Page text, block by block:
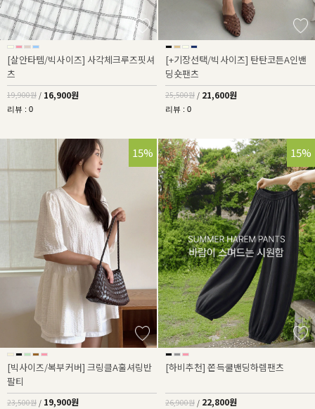
[살안타템/빅사이즈] 사각체크루즈핏셔
츠
19,900원 / 16,900원
리뷰 : 0
[+기장선택/빅사이즈] 탄탄코튼A인밴
딩숏팬츠
25,500원 / 21,600원
리뷰 : 0
15%
[빅사이즈/복부커버] 크링클A훌셔링반
팔티
23,500원 / 19,900원
15%
[하비추천] 쫀득쿨밴딩하렘팬츠
26,900원 / 22,800원